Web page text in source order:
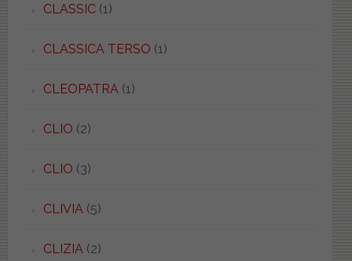
CLASSIC(1)
CLASSICA TERSO (1)
CLEOPATRA (1)
CLIO (2)
CLIO (3)
CLIVIA (5)
CLIZIA (2)